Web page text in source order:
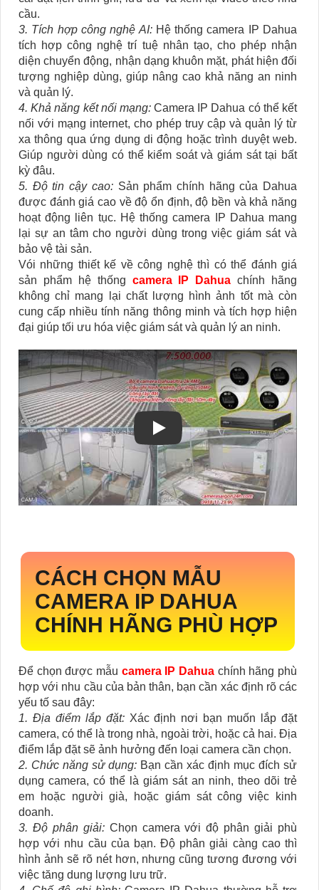
cầu.
3. Tích hợp công nghệ AI: Hệ thống camera IP Dahua
tích hợp công nghệ trí tuệ nhân tạo, cho phép nhận
diện chuyển động, nhận dạng khuôn mặt, phát hiện đối
tượng nghiệp dùng, giúp nâng cao khả năng an ninh
và quản lý.
4. Khả năng kết nối mạng:Camera IP Dahua có thể kết
nối với mạng internet, cho phép truy cập và quản lý từ
xa thông qua ứng dụng di động hoặc trình duyệt web.
Giúp người dùng có thể kiểm soát và giám sát tại bất
kỳ đâu.
5. Độ tin cậy cao: Sản phẩm chính hãng của Dahua
được đánh giá cao về độ ổn định, độ bền và khả năng
hoạt động liên tục. Hệ thống camera IP Dahua mang
lại sự an tâm cho người dùng trong việc giám sát và
bảo vệ tài sản.
Vói những thiết kế về công nghệ thì có thể đánh giá
sản phẩm hệ thống camera IP Dahua chính hãng
không chỉ mang lại chất lượng hình ảnh tốt mà còn
cung cấp nhiều tính năng thông minh và tích hợp hiện
đại giúp tối ưu hóa việc giám sát và quản lý an ninh.
CÁCH CHỌN MẪU
CAMERA IP DAHUA
CHÍNH HÃNG PHÙ HỢP
Để chọn được mẫu camera IP Dahua chính hãng phù
hợp với nhu cầu của bản thân, bạn cần xác định rõ các
yếu tố sau đây:
1. Địa điểm lắp đặt: Xác định nơi bạn muốn lắp đặt
camera, có thể là trong nhà, ngoài trời, hoặc cả hai. Địa
điểm lắp đặt sẽ ảnh hưởng đến loại camera cần chọn.
2. Chức năng sử dụng: Bạn cần xác định mục đích sử
dụng camera, có thể là giám sát an ninh, theo dõi trẻ
em hoặc người già, hoặc giám sát công việc kinh
doanh.
3. Độ phân giải: Chọn camera với độ phân giải phù
hợp với nhu cầu của bạn. Độ phân giải càng cao thì
hình ảnh sẽ rõ nét hơn, nhưng cũng tương đương với
việc tăng dung lượng lưu trữ.